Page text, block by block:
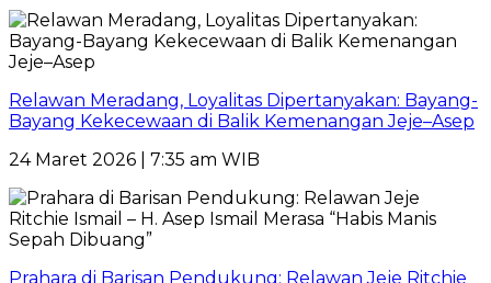
Relawan Meradang, Loyalitas Dipertanyakan: Bayang-
Bayang Kekecewaan di Balik Kemenangan Jeje–Asep
24 Maret 2026 | 7:35 am WIB
Prahara di Barisan Pendukung: Relawan Jeje Ritchie